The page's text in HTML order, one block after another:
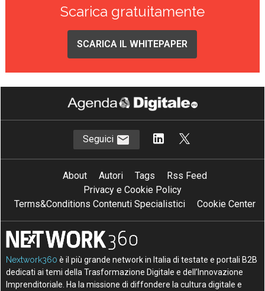
Scarica gratuitamente
SCARICA IL WHITEPAPER
Seguici
About Autori Tags
Rss Feed
Privacy e Cookie Policy
Terms&Conditions Contenuti Specialistici
Cookie Center
Nextwork360 è il più grande network in Italia di testate e portali B2B
dedicati ai temi della Trasformazione Digitale e dell’Innovazione
Imprenditoriale. Ha la missione di diffondere la cultura digitale e